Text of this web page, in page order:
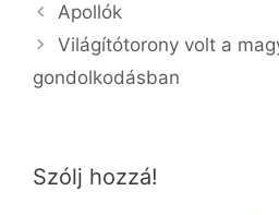
Apollók
Világítótorony volt a
gondolkodásban
Szólj hozzá!